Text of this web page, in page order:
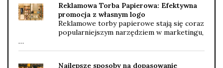
Reklamowa Torba Papierowa: Efektywna
promocja z własnym logo
Reklamowe torby papierowe stają się coraz
popularniejszym narzędziem w marketingu,
…
Najlepsze sposoby na dopasowanie